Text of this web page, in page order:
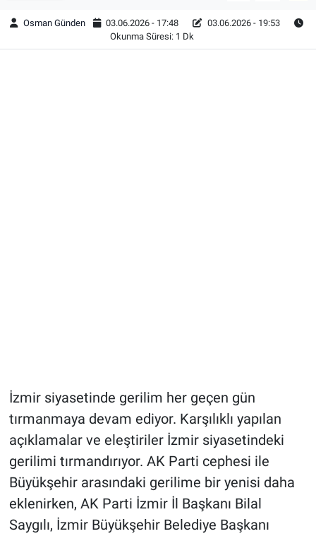
Osman Günden 03.06.2026 - 17:48
03.06.2026 - 19:53
Okunma Süresi: 1 Dk
İzmir siyasetinde gerilim her geçen gün
tırmanmaya devam ediyor. Karşılıklı yapılan
açıklamalar ve eleştiriler İzmir siyasetindeki
gerilimi tırmandırıyor. AK Parti cephesi ile
Büyükşehir arasındaki gerilime bir yenisi daha
eklenirken, AK Parti İzmir İl Başkanı Bilal
Saygılı, İzmir Büyükşehir Belediye Başkanı